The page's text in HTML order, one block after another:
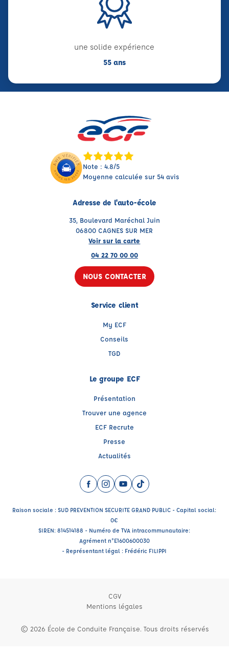
une solide expérience
55 ans
Note : 4.8/5
Moyenne calculée sur 54 avis
Adresse de l'auto-école
35, Boulevard Maréchal Juin
06800 CAGNES SUR MER
Voir sur la carte
04 22 70 00 00
NOUS CONTACTER
Service client
My ECF
Conseils
TGD
Le groupe ECF
Présentation
Trouver une agence
ECF Recrute
Presse
Actualités
Facebook (nouvelle fenêtre)
Instagram (nouvelle fenêtre)
YouTube (nouvelle fenêtre)
TikTok (nouvelle fenêtre)
Raison sociale : SUD PREVENTION SECURITE GRAND PUBLIC - Capital social:
0€
SIREN: 814514188 - Numéro de TVA intracommunautaire:
Agrément n°E1600600030
- Représentant légal : Frédéric FILIPPI
CGV
Mentions légales
© 2026 École de Conduite Française. Tous droits réservés